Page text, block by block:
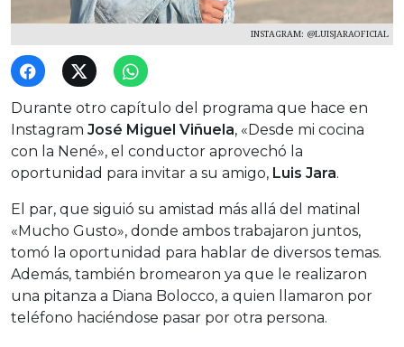
INSTAGRAM: @LUISJARAOFICIAL
Durante otro capítulo del programa que hace en
Instagram José Miguel Viñuela, «Desde mi cocina
con la Nené», el conductor aprovechó la
oportunidad para invitar a su amigo, Luis Jara.
El par, que siguió su amistad más allá del matinal
«Mucho Gusto», donde ambos trabajaron juntos,
tomó la oportunidad para hablar de diversos temas.
Además, también bromearon ya que le realizaron
una pitanza a Diana Bolocco, a quien llamaron por
teléfono haciéndose pasar por otra persona.